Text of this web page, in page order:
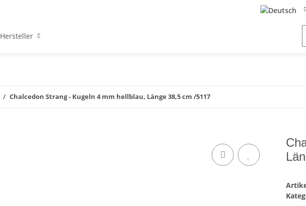
Hersteller
Chalcedon Strang - Kugeln 4 mm hellblau, Länge 38,5 cm /5117